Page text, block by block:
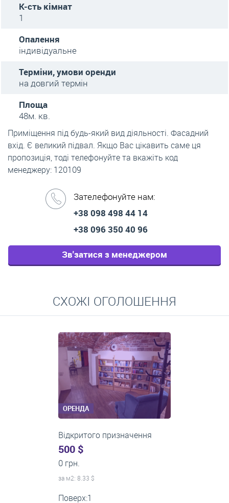
К-сть кімнат
1
Опалення
індивідуальне
Терміни, умови оренди
на довгий термін
Площа
48м. кв.
Приміщення під будь-який вид діяльності. Фасадний
вхід. Є великий підвал. Якщо Вас цікавить саме ця
пропозиція, тоді телефонуйте та вкажіть код
менеджеру: 120109
Зателефонуйте нам:
+38 098 498 44 14
+38 096 350 40 96
Зв'затися з менеджером
СХОЖІ ОГОЛОШЕННЯ
ОРЕНДА
Відкритого призначення
(фасадний вхід - магазини,
салони, аптеки, відкриті
800 $
0 грн.
за м2: 30.77 $
Поверх:1